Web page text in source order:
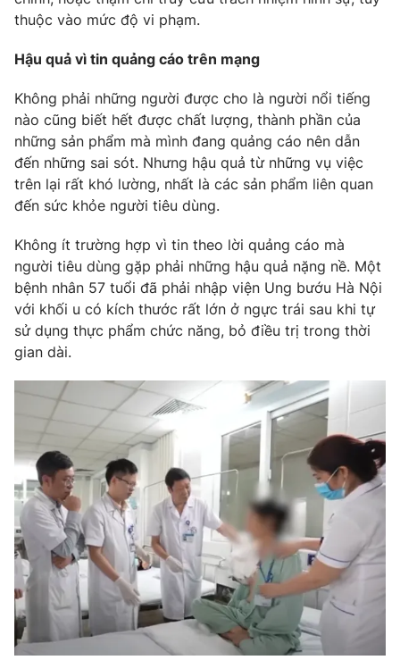
thuộc vào mức độ vi phạm.
Hậu quả vì tin quảng cáo trên mạng
Không phải những người được cho là người nổi tiếng
nào cũng biết hết được chất lượng, thành phần của
những sản phẩm mà mình đang quảng cáo nên dẫn
đến những sai sót. Nhưng hậu quả từ những vụ việc
trên lại rất khó lường, nhất là các sản phẩm liên quan
đến sức khỏe người tiêu dùng.
Không ít trường hợp vì tin theo lời quảng cáo mà
người tiêu dùng gặp phải những hậu quả nặng nề. Một
bệnh nhân 57 tuổi đã phải nhập viện Ung bướu Hà Nội
với khối u có kích thước rất lớn ở ngực trái sau khi tự
sử dụng thực phẩm chức năng, bỏ điều trị trong thời
gian dài.